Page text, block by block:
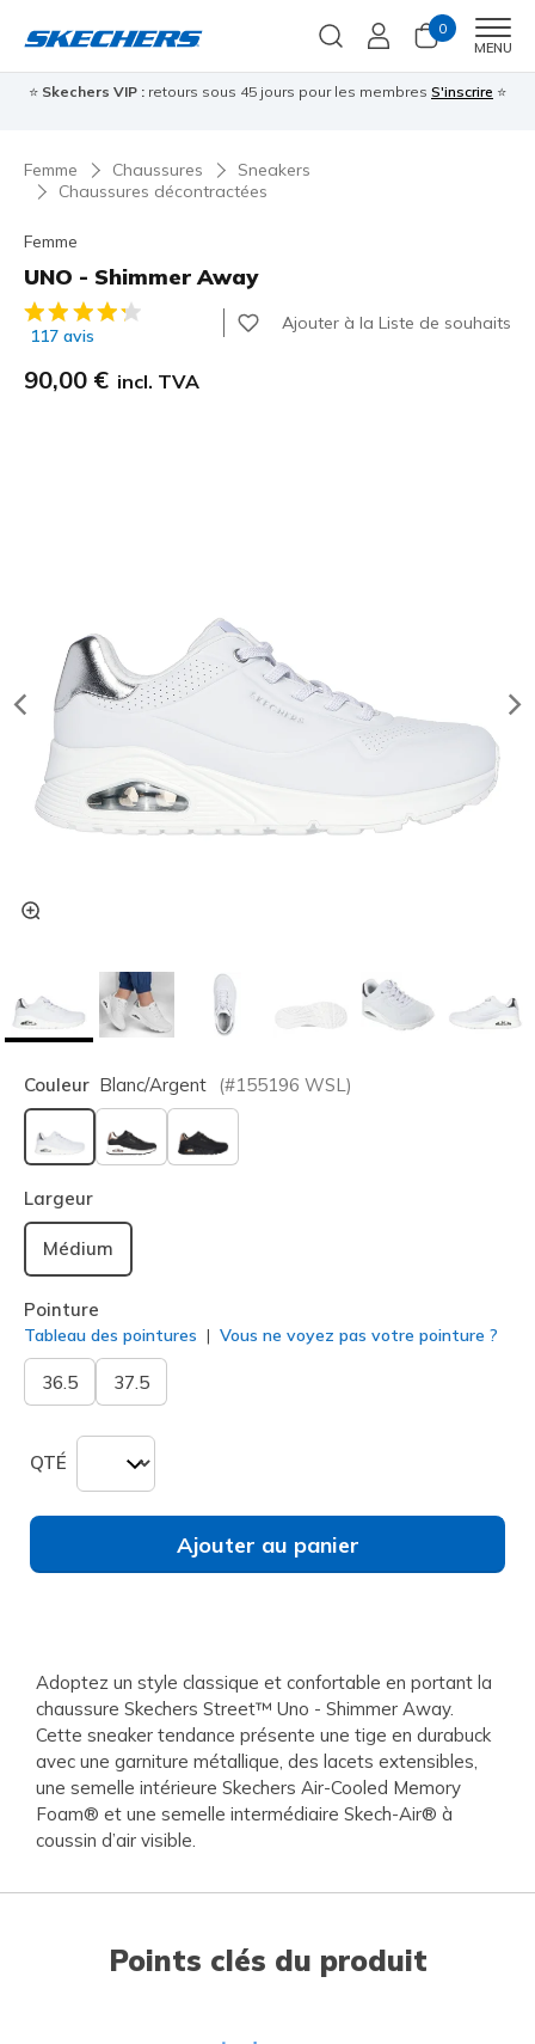
0
MENU
⭐ Skechers VIP : retours sous 45 jours pour les membres S'inscrire ⭐
Femme Chaussures
Sneakers
Chaussures décontractées
Femme
UNO - Shimmer Away
Évaluation client 3,6 sur 5
117 avis
Ajouter à la Liste de souhaits
90,00 € incl. TVA
Couleur Blanc/argent (#155196 WSL )
sélectionné
Largeur
Médium
Pointure
Tableau des pointures Vous ne voyez pas votre pointure ?
36.5 37.5
QTÉ
Ajouter au panier
Adoptez un style classique et confortable en portant la
chaussure Skechers Street™ Uno - Shimmer Away.
Cette sneaker tendance présente une tige en durabuck
avec une garniture métallique, des lacets extensibles,
une semelle intérieure Skechers Air-Cooled Memory
Foam® et une semelle intermédiaire Skech-Air® à
coussin d’air visible.
Points clés du produit